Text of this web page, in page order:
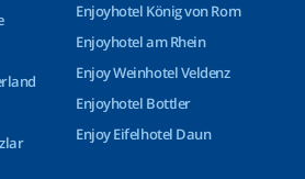
Enjoyhotel König von Rom
Enjoyhotel am Rhein
Enjoy Weinhotel Veldenz
Enjoyhotel Bottler
Enjoy Eifelhotel Daun